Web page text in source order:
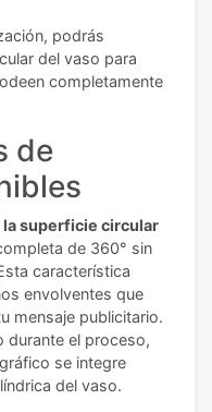
podrás
del vaso para
completamente
de
la superficie circular
de 360° sin
característica
envolventes que
mensaje publicitario.
durante el proceso,
se integre
del vaso.